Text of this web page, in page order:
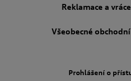
Reklamace a
Všeobecné
Prohlášení o